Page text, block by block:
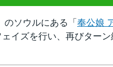
のソウルにある「 奉公娘
イズを行い、再びターン